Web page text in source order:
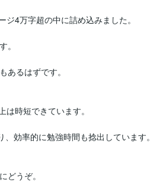
4万字超の中に詰め込みました。
。
あるはずです。
時短できています。
効率的に勉強時間も捻出しています。
どうぞ。